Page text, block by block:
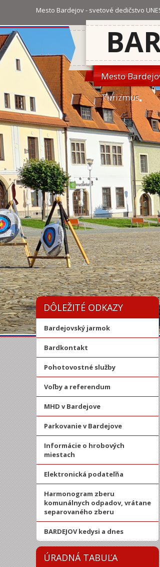
Mesto Bardejov - svetové dedičstvo
Mesto
Turizmus
DÔLEŽITÉ ODKAZY
Bardejovský jarmok
Bardkontakt
Pohotovostné služby
Voľby a referendum
MHD v Bardejove
Parkovanie v Bardejove
Informácie o hrobových
miestach
Elektronická podateľňa
Harmonogram zberu
komunálnych odpadov, vrátane
separovaného zberu
BARDEJOV kedysi a dnes
ÚRADNÁ TABUĽA